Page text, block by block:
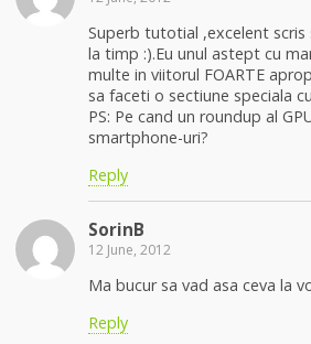
Superb tutotial ,excelent
la timp :).Eu unul astept cu
multe in viitorul FOARTE
sa faceti o sectiune speciala
PS: Pe cand un roundup al
smartphone-uri?
Reply
SorinB
12 June, 2012
Ma bucur sa vad asa ceva la
Reply